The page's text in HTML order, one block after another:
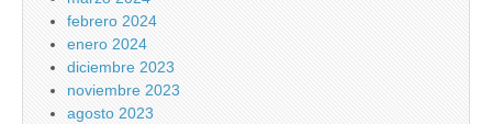
febrero 2024
enero 2024
diciembre 2023
noviembre 2023
agosto 2023